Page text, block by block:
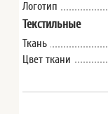
Логотип
Текстильные
Ткань
Цвет ткани